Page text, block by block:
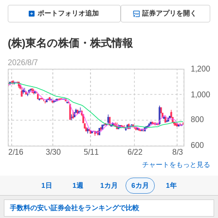
ポートフォリオ追加 証券アプリを開く
(株)東名の株価・株式情報
1日 1週 1カ月 6カ月 1年
600
800
1,000
1,200
2/16 3/30 5/11 6/22 8/3
2026/8/7
チャートをもっと見る
お
知
手数料の安い証券会社をランキングで比較